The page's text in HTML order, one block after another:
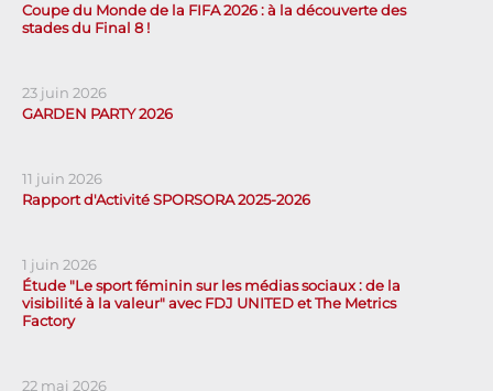
Coupe du Monde de la FIFA 2026 : à la découverte des
stades du Final 8 !
23 juin 2026
GARDEN PARTY 2026
11 juin 2026
Rapport d'Activité SPORSORA 2025-2026
1 juin 2026
Étude "Le sport féminin sur les médias sociaux : de la
visibilité à la valeur" avec FDJ UNITED et The Metrics
Factory
22 mai 2026